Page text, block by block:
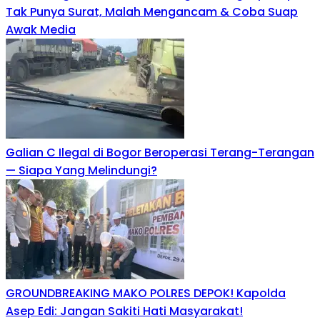
Tak Punya Surat, Malah Mengancam & Coba Suap
Awak Media
Galian C Ilegal di Bogor Beroperasi Terang-Terangan
— Siapa Yang Melindungi?
GROUNDBREAKING MAKO POLRES DEPOK! Kapolda
Asep Edi: Jangan Sakiti Hati Masyarakat!